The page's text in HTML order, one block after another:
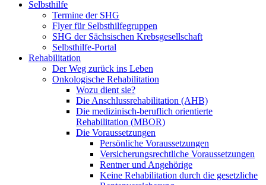
Selbsthilfe
Termine der SHG
Flyer für Selbsthilfegruppen
SHG der Sächsischen Krebsgesellschaft
Selbsthilfe-Portal
Rehabilitation
Der Weg zurück ins Leben
Onkologische Rehabilitation
Wozu dient sie?
Die Anschlussrehabilitation (AHB)
Die medizinisch-beruflich orientierte
Rehabilitation (MBOR)
Die Voraussetzungen
Persönliche Voraussetzungen
Versicherungsrechtliche Voraussetzungen
Rentner und Angehörige
Keine Rehabilitation durch die gesetzliche